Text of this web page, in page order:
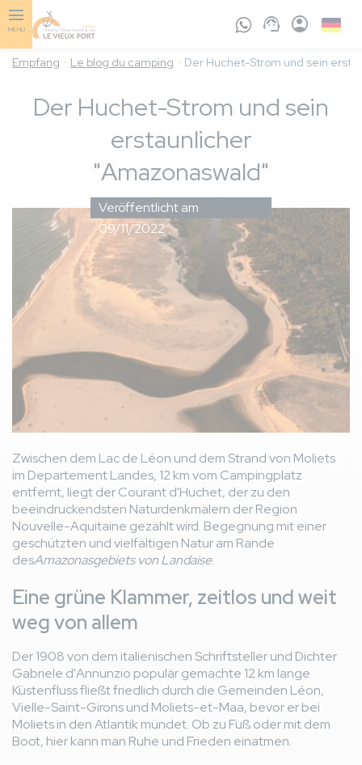
Skip
to
content
MENU
Empfang Le blog du camping Der Huchet-Strom und sein
Der Huchet-Strom und sein
erstaunlicher
"Amazonaswald"
Veröffentlicht am
09/11/2022
Zwischen dem Lac de Léon und dem Strand von Moliets
im Departement Landes, 12 km vom Campingplatz
entfernt, liegt der Courant d'Huchet, der zu den
beeindruckendsten Naturdenkmälern der Region
Nouvelle-Aquitaine gezählt wird. Begegnung mit einer
geschützten und vielfältigen Natur am Rande
desAmazonasgebiets von Landaise.
Eine grüne Klammer, zeitlos und weit
weg von allem
Der 1908 von dem italienischen Schriftsteller und Dichter
Gabriele d'Annunzio populär gemachte 12 km lange
Küstenfluss fließt friedlich durch die Gemeinden Léon,
Vielle-Saint-Girons und Moliets-et-Maa, bevor er bei
Moliets in den Atlantik mündet. Ob zu Fuß oder mit dem
Boot, hier kann man Ruhe und Frieden einatmen.